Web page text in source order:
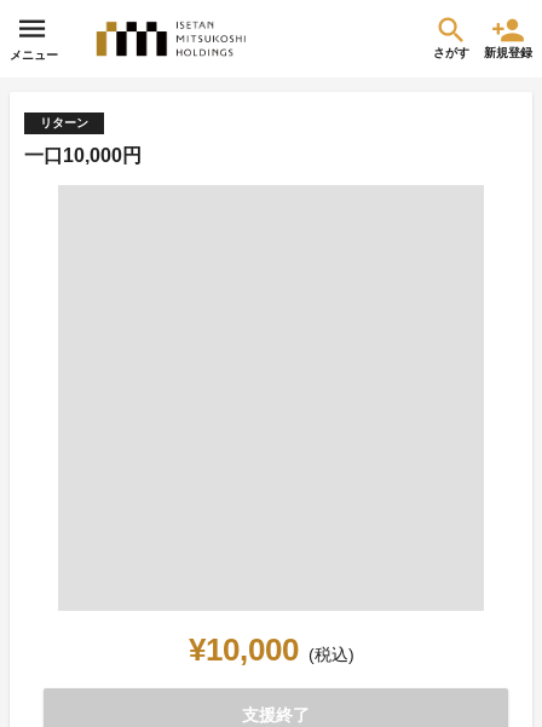
メニュー さがす 新規登録
リターン
一口10,000円
¥10,000 (税込)
支援終了